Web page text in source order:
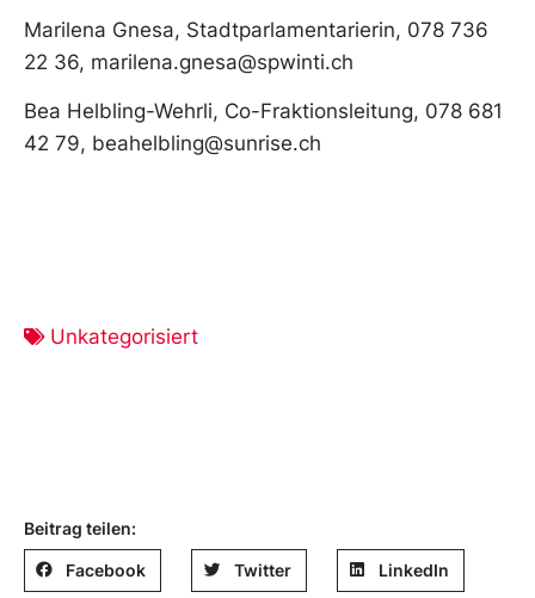
Marilena Gnesa, Stadtparlamentarierin, 078 736
22 36, marilena.gnesa@spwinti.ch
Bea Helbling-Wehrli, Co-Fraktionsleitung, 078 681
42 79, beahelbling@sunrise.ch
Unkategorisiert
Beitrag teilen:
Facebook Twitter LinkedIn